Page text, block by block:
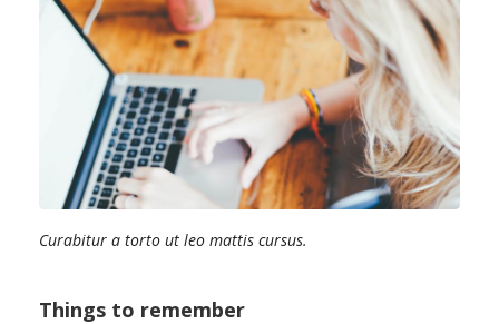
Curabitur a torto ut leo mattis cursus.
Things to remember